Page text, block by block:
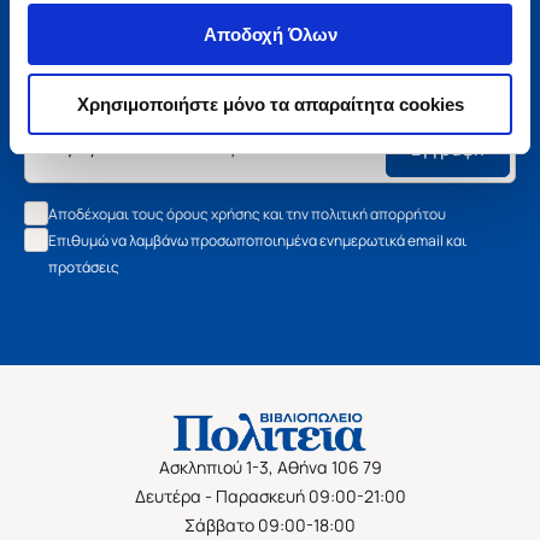
Αποδοχή Όλων
Χρησιμοποιήστε μόνο τα απαραίτητα cookies
Μάθετε τα νέα της Πολιτείας
Εγγραφείτε στο newsletter μας και μάθετε πρώτοι όλα τα
νέα βιβλία, τις εξαιρετικές τιμές και τις εκδηλώσεις μας.
Εγγραφή
Αποδέχομαι τους όρους χρήσης και την πολιτική απορρήτου
Επιθυμώ να λαμβάνω προσωποποιημένα ενημερωτικά email και
προτάσεις
Ασκληπιού 1-3, Αθήνα 106 79
Δευτέρα - Παρασκευή 09:00-21:00
Σάββατο 09:00-18:00